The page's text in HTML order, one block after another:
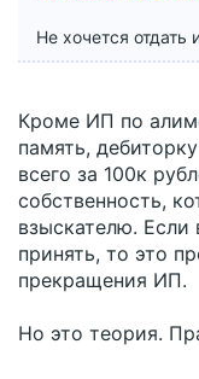
Не хочется
Кроме ИП по
память,
всего за 100к
собственность,
взыскателю. Если
принять, то это
прекращения ИП.
Но это теория.